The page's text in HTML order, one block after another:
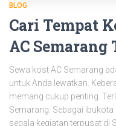
BLOG
Cari Tempat
AC Semarang
Sewa kost AC Semarang
untuk Anda lewatkan.
memang cukup penting.
Semarang. Sebagai
segala kegiatan terpusat di